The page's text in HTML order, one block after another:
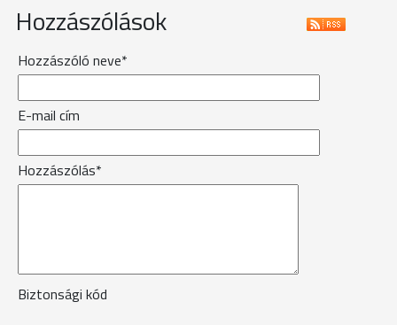
Hozzászólások
Hozzászóló neve*
E-mail cím
Hozzászólás*
Biztonsági kód